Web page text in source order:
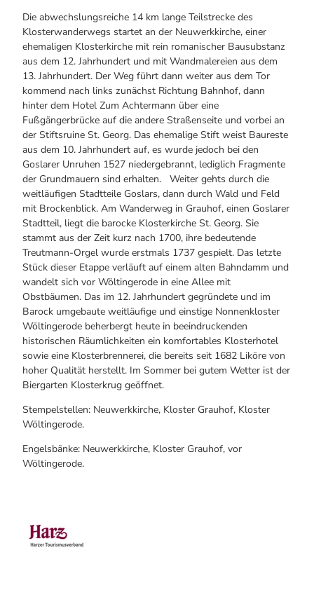
Die abwechslungsreiche 14 km lange Teilstrecke des
Klosterwanderwegs startet an der Neuwerkkirche, einer
ehemaligen Klosterkirche mit rein romanischer Bausubstanz
aus dem 12. Jahrhundert und mit Wandmalereien aus dem
13. Jahrhundert. Der Weg führt dann weiter aus dem Tor
kommend nach links zunächst Richtung Bahnhof, dann
hinter dem Hotel Zum Achtermann über eine
Fußgängerbrücke auf die andere Straßenseite und vorbei an
der Stiftsruine St. Georg. Das ehemalige Stift weist Baureste
aus dem 10. Jahrhundert auf, es wurde jedoch bei den
Goslarer Unruhen 1527 niedergebrannt, lediglich Fragmente
der Grundmauern sind erhalten. Weiter gehts durch die
weitläufigen Stadtteile Goslars, dann durch Wald und Feld
mit Brockenblick. Am Wanderweg in Grauhof, einen Goslarer
Stadtteil, liegt die barocke Klosterkirche St. Georg. Sie
stammt aus der Zeit kurz nach 1700, ihre bedeutende
Treutmann-Orgel wurde erstmals 1737 gespielt. Das letzte
Stück dieser Etappe verläuft auf einem alten Bahndamm und
wandelt sich vor Wöltingerode in eine Allee mit
Obstbäumen. Das im 12. Jahrhundert gegründete und im
Barock umgebaute weitläufige und einstige Nonnenkloster
Wöltingerode beherbergt heute in beeindruckenden
historischen Räumlichkeiten ein komfortables Klosterhotel
sowie eine Klosterbrennerei, die bereits seit 1682 Liköre von
hoher Qualität herstellt. Im Sommer bei gutem Wetter ist der
Biergarten Klosterkrug geöffnet.
Stempelstellen: Neuwerkkirche, Kloster Grauhof, Kloster
Wöltingerode.
Engelsbänke: Neuwerkkirche, Kloster Grauhof, vor
Wöltingerode.